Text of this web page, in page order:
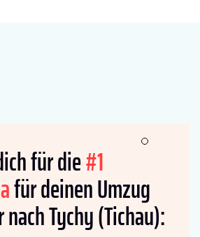
für die#1
für deinen Umzug
Tychy (Tichau):